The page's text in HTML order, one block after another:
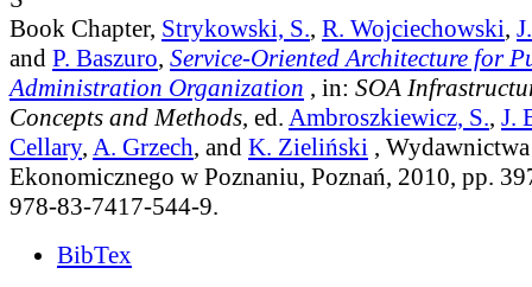
Book Chapter, Strykowski, S., R. Wojciechowski,
and P. Baszuro, Service-Oriented Architecture for
Administration Organization , in: SOA
Concepts and Methods, ed. Ambroszkiewicz, S., J.
Cellary, A. Grzech, and K. Zieliński ,
Ekonomicznego w Poznaniu, Poznań, 2010, pp.
978-83-7417-544-9.
BibTex